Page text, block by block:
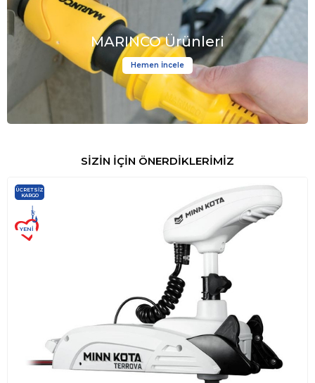
MARINCO Ürünleri
Hemen İncele
SİZİN İÇİN ÖNERDİKLERİMİZ
ÜCRETSIZ
KARGO
YENI